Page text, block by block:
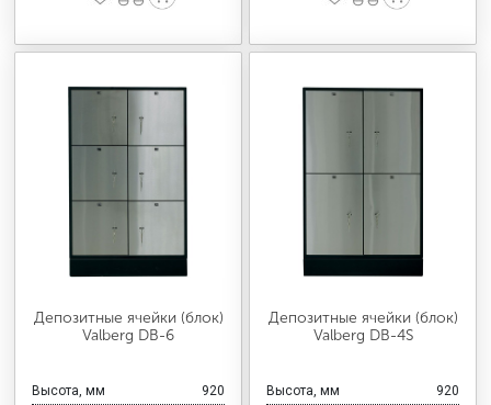
Депозитные ячейки (блок)
Valberg DB-6
Высота, мм 920
Депозитные ячейки (блок)
Valberg DB-4S
Высота, мм 920